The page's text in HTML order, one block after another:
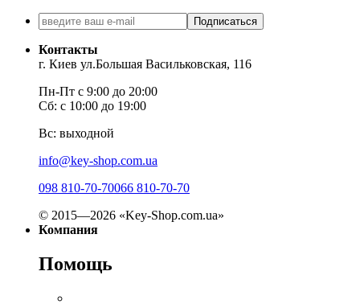
Подписаться
Контакты
г. Киев ул.Большая Васильковская, 116
Пн-Пт с 9:00 до 20:00
Сб: с 10:00 до 19:00
Вс: выходной
info@key-shop.com.ua
098 810-70-70066 810-70-70
© 2015—2026 «Key-Shop.com.ua»
Компания
Помощь